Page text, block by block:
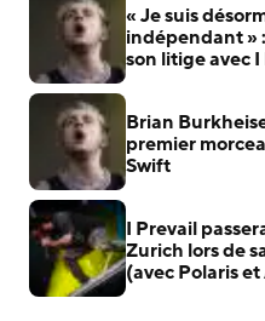
« Je suis
indépendant »
son litige avec
Brian
premier
Swift
I Prevail
Zurich lors de
(avec Polaris